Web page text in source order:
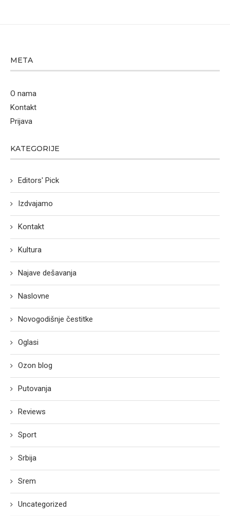
META
O nama
Kontakt
Prijava
KATEGORIJE
Editors' Pick
Izdvajamo
Kontakt
Kultura
Najave dešavanja
Naslovne
Novogodišnje čestitke
Oglasi
Ozon blog
Putovanja
Reviews
Sport
Srbija
Srem
Uncategorized